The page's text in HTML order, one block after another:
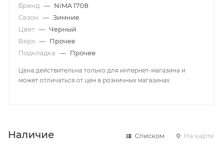
Бренд — NiMA 1708
Сезон — Зимние
Цвет — Черный
Верх — Прочее
Подкладка — Прочее
Цена действительна только для интернет-магазина и
может отличаться от цен в розничных магазинах
Наличие Списком На карте